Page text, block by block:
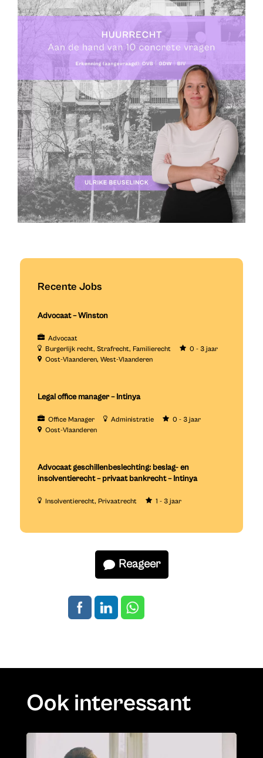
Recente Jobs
Advocaat – Winston
Advocaat
Burgerlijk recht Strafrecht Familierecht
0 - 3 jaar
Oost-Vlaanderen West-Vlaanderen
Legal office manager – Intinya
Office Manager Administratie
0 - 3 jaar
Oost-Vlaanderen
Advocaat geschillenbeslechting: beslag- en
insolventierecht – privaat bankrecht – Intinya
Insolventierecht Privaatrecht 1 - 3 jaar
Reageer
Ook interessant